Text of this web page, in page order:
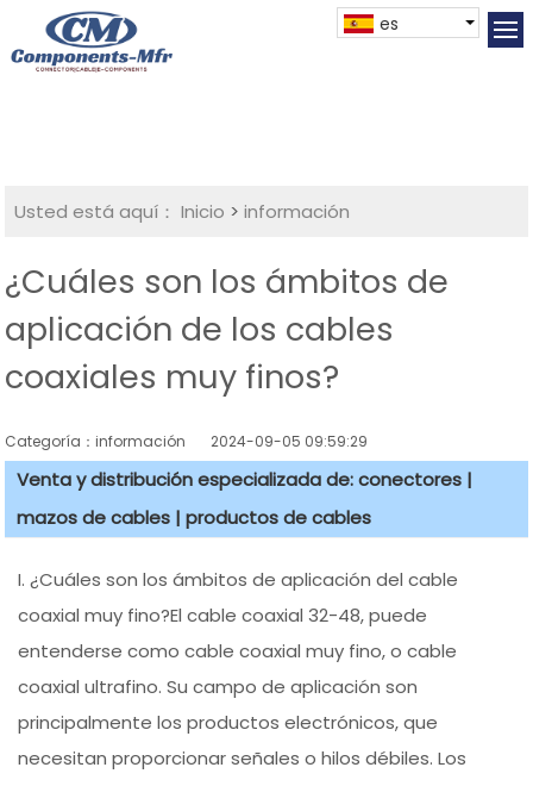
es
Usted está aquí： Inicio >información
¿Cuáles son los ámbitos de
aplicación de los cables
coaxiales muy finos?
Categoría：información 2024-09-05 09:59:29
Venta y distribución especializada de: conectores |
mazos de cables | productos de cables
I. ¿Cuáles son los ámbitos de aplicación del cable
coaxial muy fino?El cable coaxial 32-48, puede
entenderse como cable coaxial muy fino, o cable
coaxial ultrafino. Su campo de aplicación son
principalmente los productos electrónicos, que
necesitan proporcionar señales o hilos débiles. Los